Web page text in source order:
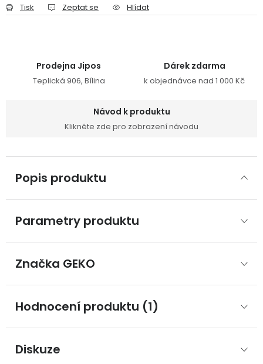
Tisk Zeptat se Hlídat
Prodejna Jipos
Teplická 906, Bílina
Dárek zdarma
k objednávce nad 1 000 Kč
Návod k produktu
Klikněte zde pro zobrazení návodu
Popis produktu
Parametry produktu
Značka GEKO
Hodnocení produktu (1)
Diskuze